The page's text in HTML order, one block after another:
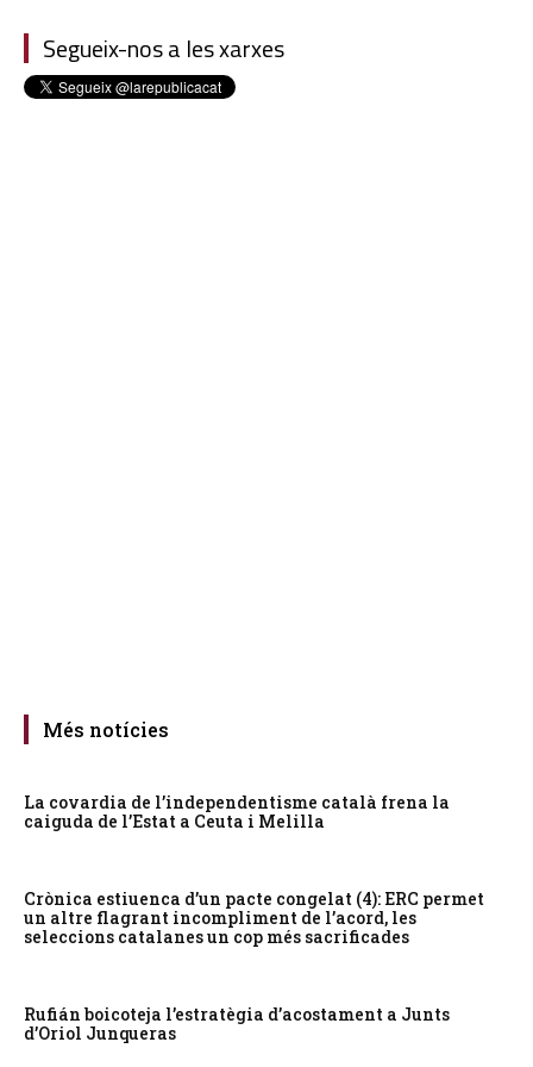
Segueix-nos a les xarxes
Més notícies
La covardia de l’independentisme català frena la
caiguda de l’Estat a Ceuta i Melilla
Crònica estiuenca d’un pacte congelat (4): ERC permet
un altre flagrant incompliment de l’acord, les
seleccions catalanes un cop més sacrificades
Rufián boicoteja l’estratègia d’acostament a Junts
d’Oriol Junqueras